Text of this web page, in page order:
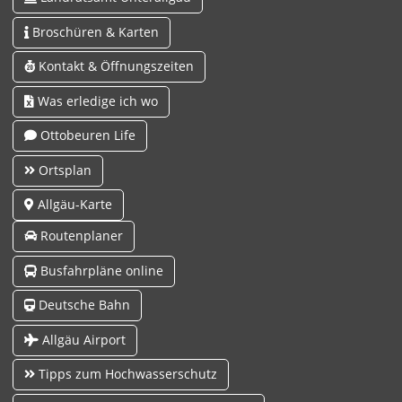
Broschüren & Karten
Kontakt & Öffnungszeiten
Was erledige ich wo
Ottobeuren Life
Ortsplan
Allgäu-Karte
Routenplaner
Busfahrpläne online
Deutsche Bahn
Allgäu Airport
Tipps zum Hochwasserschutz